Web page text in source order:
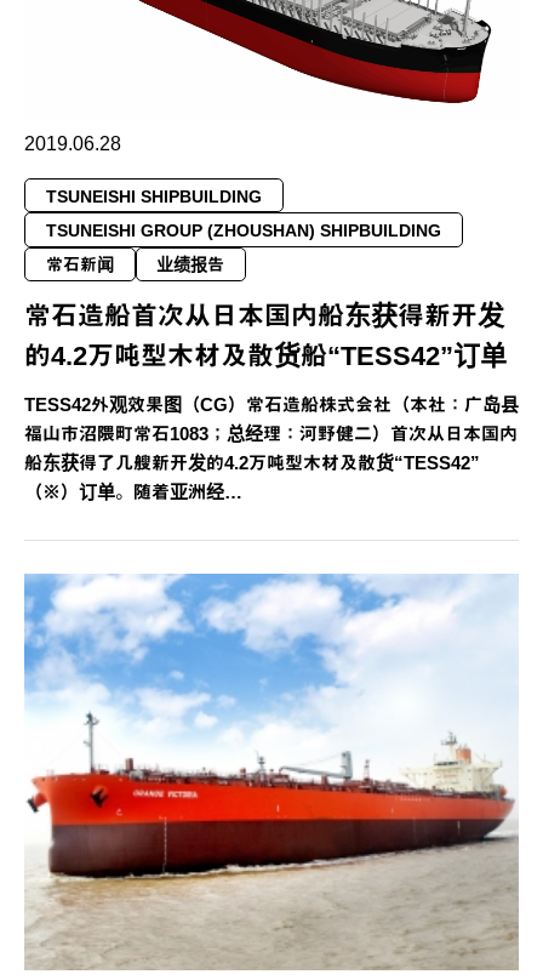
2019.06.28
TSUNEISHI SHIPBUILDING
TSUNEISHI GROUP (ZHOUSHAN) SHIPBUILDING
常石新闻
业绩报告
常石造船首次从日本国内船东获得新开发
的4.2万吨型木材及散货船“TESS42”订单
TESS42外观效果图（CG）常石造船株式会社（本社：广岛县
福山市沼隈町常石1083；总经理：河野健二）首次从日本国内
船东获得了几艘新开发的4.2万吨型木材及散货“TESS42”
（※）订单。随着亚洲经…